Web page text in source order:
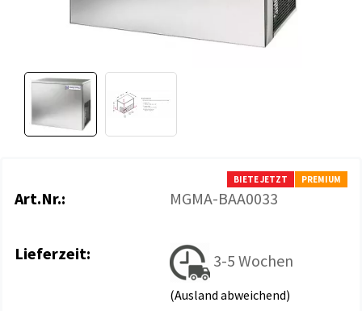
BIETE JETZT PREMIUM
Art.Nr.: MGMA-BAA0033
Lieferzeit: 3-5 Wochen
(Ausland abweichend)